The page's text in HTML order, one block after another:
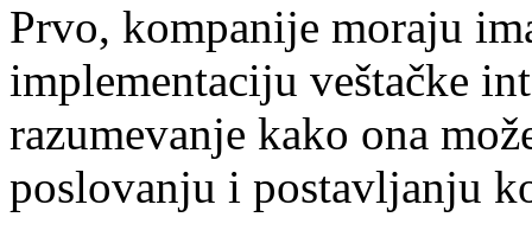
Prvo, kompanije moraju
implementaciju veštačke
razumevanje kako ona
poslovanju i postavljanju